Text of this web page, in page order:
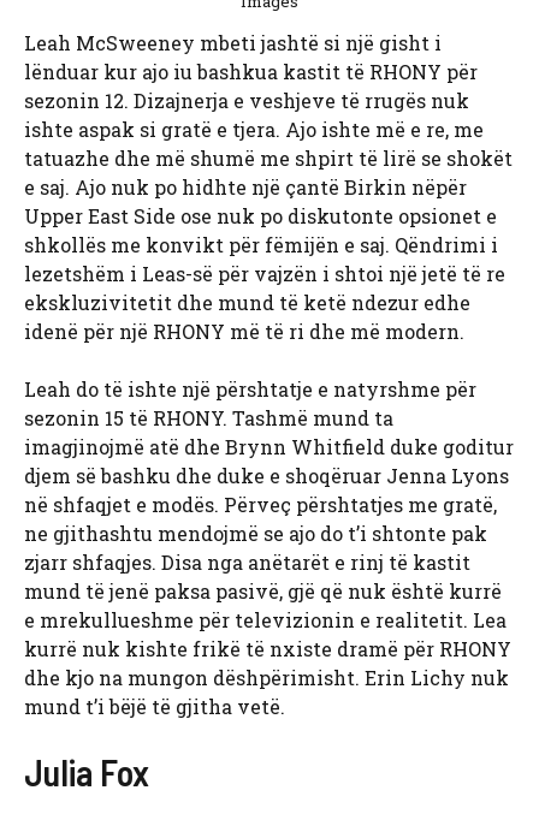
Leah McSweeney mbeti jashtë si një gisht i
lënduar kur ajo iu bashkua kastit të RHONY për
sezonin 12. Dizajnerja e veshjeve të rrugës nuk
ishte aspak si gratë e tjera. Ajo ishte më e re, me
tatuazhe dhe më shumë me shpirt të lirë se shokët
e saj. Ajo nuk po hidhte një çantë Birkin nëpër
Upper East Side ose nuk po diskutonte opsionet e
shkollës me konvikt për fëmijën e saj. Qëndrimi i
lezetshëm i Leas-së për vajzën i shtoi një jetë të re
ekskluzivitetit dhe mund të ketë ndezur edhe
idenë për një RHONY më të ri dhe më modern.
Leah do të ishte një përshtatje e natyrshme për
sezonin 15 të RHONY. Tashmë mund ta
imagjinojmë atë dhe Brynn Whitfield duke goditur
djem së bashku dhe duke e shoqëruar Jenna Lyons
në shfaqjet e modës. Përveç përshtatjes me gratë,
ne gjithashtu mendojmë se ajo do t’i shtonte pak
zjarr shfaqjes. Disa nga anëtarët e rinj të kastit
mund të jenë paksa pasivë, gjë që nuk është kurrë
e mrekullueshme për televizionin e realitetit. Lea
kurrë nuk kishte frikë të nxiste dramë për RHONY
dhe kjo na mungon dëshpërimisht. Erin Lichy nuk
mund t’i bëjë të gjitha vetë.
Julia Fox